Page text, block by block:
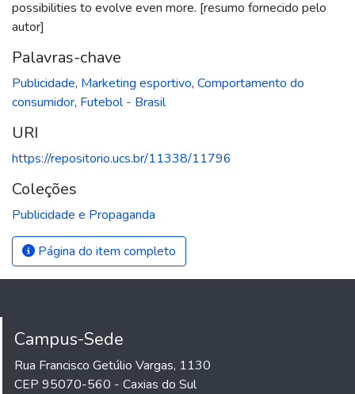
possibilities to evolve even more. [resumo fornecido pelo
autor]
Palavras-chave
Publicidade, Marketing esportivo, Comportamento do
consumidor, Futebol - Brasil
URI
https://repositorio.ucs.br/11338/11796
Coleções
Publicidade e Propaganda
Página do item completo
Campus-Sede
Rua Francisco Getúlio Vargas, 1130
CEP 95070-560 - Caxias do Sul